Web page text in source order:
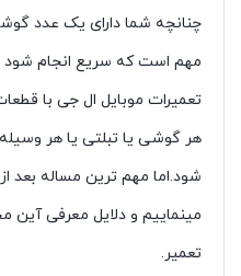
چنانچه شما دارای یک عدد
مهم است که سریع انجام شود
تعمیرات موبایل ال جی با قطعات ۱۰۰% اورجینال توسط تکنسین های فوق حرفه ای توسط تعمیرات موبایل ال جی در ایران ،
هر گوشی یا تبلتی یا هر
شود.اما مهم ترین مساله بعد
مینماییم و دلایل معرفی آین
تعمیر.